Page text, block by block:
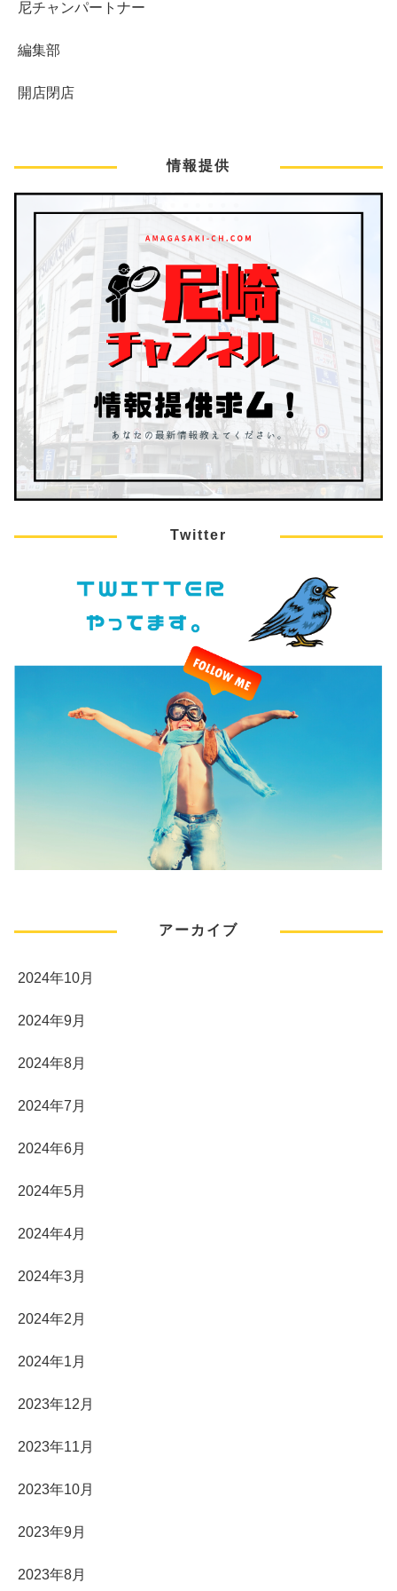
尼チャンパートナー
編集部
開店閉店
情報提供
Twitter
アーカイブ
2024年10月
2024年9月
2024年8月
2024年7月
2024年6月
2024年5月
2024年4月
2024年3月
2024年2月
2024年1月
2023年12月
2023年11月
2023年10月
2023年9月
2023年8月